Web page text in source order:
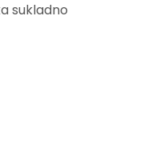
sukladno